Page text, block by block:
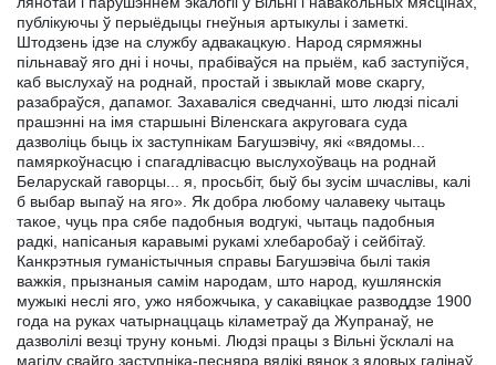
публікуючы ў перыёдыцы гнеўныя артыкулы і заметкі.
Штодзень ідзе на службу адвакацкую. Народ сярмяжны
пільнаваў яго дні і ночы, прабіваўся на прыём, каб заступіўся,
каб выслухаў на роднай, простай і звыклай мове скаргу,
разабраўся, дапамог. Захаваліся сведчанні, што людзі пісалі
прашэнні на імя старшыні Віленскага акруговага суда
дазволіць быць іх заступнікам Багушэвічу, які «вядомы...
памяркоўнасцю і спагадлівасцю выслухоўваць на роднай
Беларускай гаворцы... я, просьбіт, быў бы зусім шчаслівы, калі
б выбар выпаў на яго». Як добра любому чалавеку чытаць
такое, чуць пра сябе падобныя водгукі, чытаць падобныя
радкі, напісаныя каравымі рукамі хлебаробаў і сейбітаў.
Канкрэтныя гуманістычныя справы Багушэвіча былі такія
важкія, прызнаныя самім народам, што народ, кушлянскія
мужыкі неслі яго, ужо нябожчыка, у сакавіцкае разводдзе 1900
года на руках чатырнаццаць кіламетраў да Жупранаў, не
дазволілі везці труну коньмі. Людзі працы з Вільні ўсклалі на
магілу свайго заступніка-песняра вялікі вянок з яловых галінаў,